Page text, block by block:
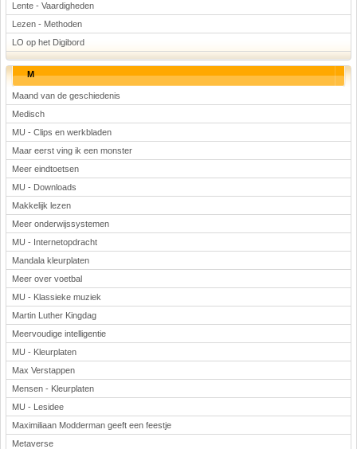
Lente - Vaardigheden
Lezen - Methoden
LO op het Digibord
M
Maand van de geschiedenis
Medisch
MU - Clips en werkbladen
Maar eerst ving ik een monster
Meer eindtoetsen
MU - Downloads
Makkelijk lezen
Meer onderwijssystemen
MU - Internetopdracht
Mandala kleurplaten
Meer over voetbal
MU - Klassieke muziek
Martin Luther Kingdag
Meervoudige intelligentie
MU - Kleurplaten
Max Verstappen
Mensen - Kleurplaten
MU - Lesidee
Maximiliaan Modderman geeft een feestje
Metaverse